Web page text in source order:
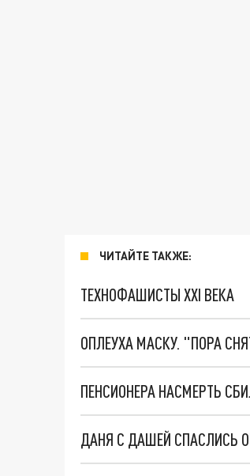
ЧИТАЙТЕ ТАКЖЕ:
ТЕХНОФАШИСТЫ XXI ВЕКА
ОПЛЕУХА МАСКУ. "ПОРА
ПЕНСИОНЕРА НАСМЕРТЬ
ДАНЯ С ДАШЕЙ СПАСЛИСЬ